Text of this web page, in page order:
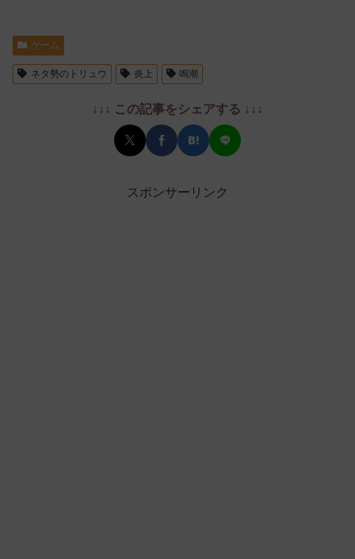
ゲーム
ネタ勢のトリュウ 炎上 鳴潮
↓↓↓ この記事をシェアする ↓↓↓
スポンサーリンク